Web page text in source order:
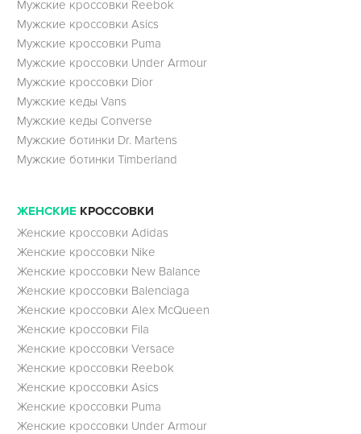
Мужские кроссовки Reebok
Мужские кроссовки Asics
Мужские кроссовки Puma
Мужские кроссовки Under Armour
Мужские кроссовки Dior
Мужские кеды Vans
Мужские кеды Converse
Мужские ботинки Dr. Martens
Мужские ботинки Timberland
ЖЕНСКИЕ КРОССОВКИ
Женские кроссовки Adidas
Женские кроссовки Nike
Женские кроссовки New Balance
Женские кроссовки Balenciaga
Женские кроссовки Alex McQueen
Женские кроссовки Fila
Женские кроссовки Versace
Женские кроссовки Reebok
Женские кроссовки Asics
Женские кроссовки Puma
Женские кроссовки Under Armour